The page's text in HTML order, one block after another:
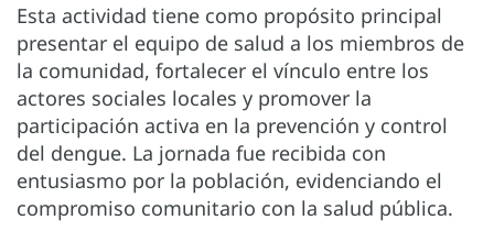
Esta actividad tiene como propósito principal
presentar el equipo de salud a los miembros de
la comunidad, fortalecer el vínculo entre los
actores sociales locales y promover la
participación activa en la prevención y control
del dengue. La jornada fue recibida con
entusiasmo por la población, evidenciando el
compromiso comunitario con la salud pública.